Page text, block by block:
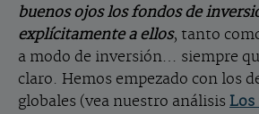
buenos ojos los fondos de
explícitamente a ellos, tanto
a modo de inversión… siempre
claro. Hemos empezado con los
globales (vea nuestro análisis